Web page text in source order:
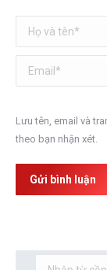
Họ và tên *
Email *
Lưu tên, email và
theo bạn nhận xét.
Gửi bình luận